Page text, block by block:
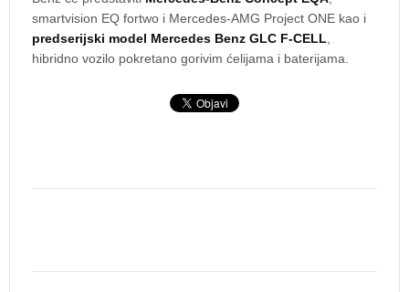
smartvision EQ fortwo i Mercedes-AMG Project ONE kao i
predserijski model Mercedes Benz GLC F-CELL,
hibridno vozilo pokretano gorivim ćelijama i baterijama.